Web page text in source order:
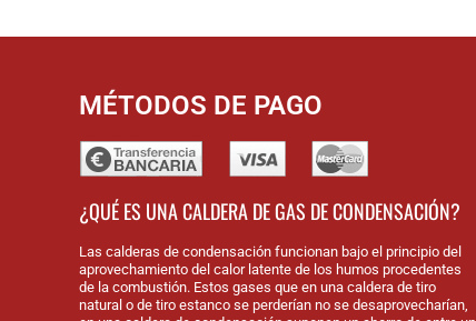
MÉTODOS DE PAGO
¿QUÉ ES UNA CALDERA DE GAS DE CONDENSACIÓN?
Las calderas de condensación funcionan bajo el principio del
aprovechamiento del calor latente de los humos procedentes
de la combustión. Estos gases que en una caldera de tiro
natural o de tiro estanco se perderían no se desaprovecharían,